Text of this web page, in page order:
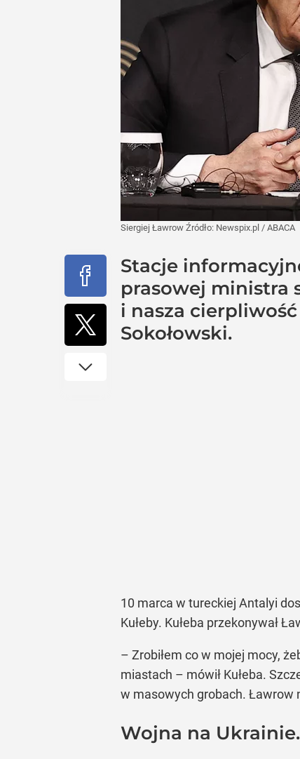
Siergiej Ławrow Źródło: Newspix.pl / ABACA
Stacje
prasowej ministra
i nasza
Sokołowski.
10 marca w tureckiej Antalyi
Kułeby. Kułeba przekonywał
– Zrobiłem co w mojej mocy,
miastach – mówił Kułeba.
w masowych grobach. Ławrow
Wojna na